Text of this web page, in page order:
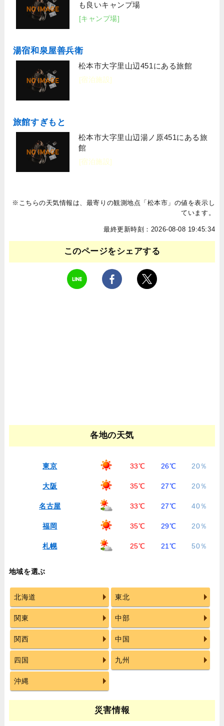
も良いキャンプ場
[キャンプ場]
湯宿和泉屋善兵衛
松本市大字里山辺451にある旅館
[宿泊施設]
旅館すぎもと
松本市大字里山辺湯ノ原451にある旅
館
[宿泊施設]
※こちらの天気情報は、最寄りの観測地点「松本市」の値を表示し
ています。
最終更新時刻：2026-08-08 19:45:34
このページをシェアする
各地の天気
東京 33℃ 26℃ 20％
大阪 35℃ 27℃ 20％
名古屋 33℃ 27℃ 40％
福岡 35℃ 29℃ 20％
札幌 25℃ 21℃ 50％
地域を選ぶ
北海道 東北
関東 中部
関西 中国
四国 九州
沖縄
災害情報